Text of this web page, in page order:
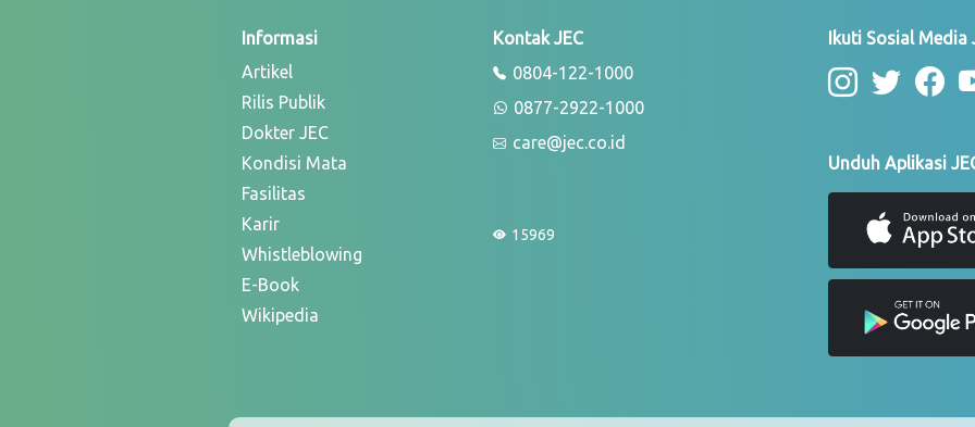
Informasi
Artikel
Rilis Publik
Dokter JEC
Kondisi Mata
Fasilitas
Karir
Whistleblowing
E-Book
Wikipedia
Kontak JEC
0804-122-1000
0877-2922-1000
care@jec.co.id
15969
Ikuti Sosial Media
Unduh Aplikasi